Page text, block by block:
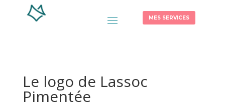
MES SERVICES
Le logo de Lassoc
Pimentée